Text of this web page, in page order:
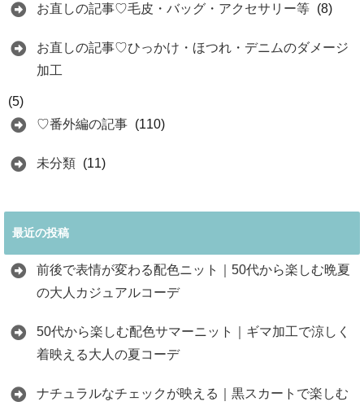
お直しの記事♡毛皮・バッグ・アクセサリー等 (8)
お直しの記事♡ひっかけ・ほつれ・デニムのダメージ
加工
(5)
♡番外編の記事 (110)
未分類 (11)
最近の投稿
前後で表情が変わる配色ニット｜50代から楽しむ晩夏
の大人カジュアルコーデ
50代から楽しむ配色サマーニット｜ギマ加工で涼しく
着映える大人の夏コーデ
ナチュラルなチェックが映える｜黒スカートで楽しむ